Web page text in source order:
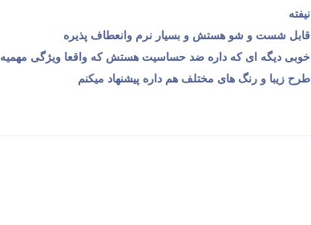
نیفته
قابل شست و شو هستش و بسیار نرم وانعطاف پذیره
خوبی دیگه ای که داره ضد حساسیت هستش که واقعا ویژگی مهمیه
طرح زیبا و رنگ های مختلف هم داره پیشنهاد میکنم